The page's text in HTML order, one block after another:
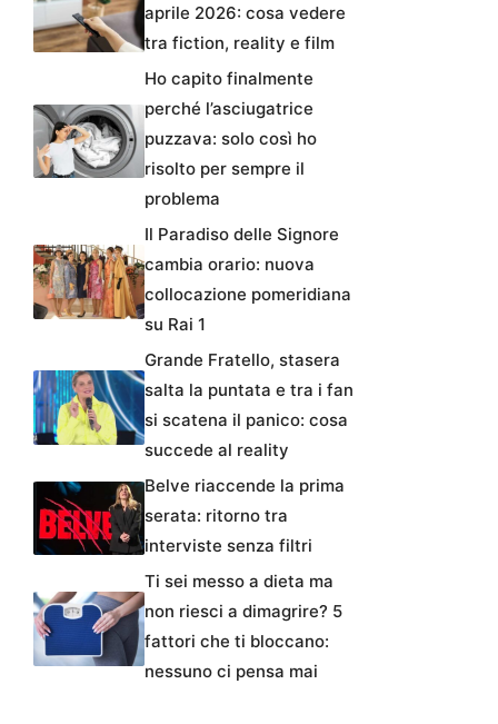
aprile 2026: cosa vedere
tra fiction, reality e film
Ho capito finalmente
perché l’asciugatrice
puzzava: solo così ho
risolto per sempre il
problema
Il Paradiso delle Signore
cambia orario: nuova
collocazione pomeridiana
su Rai 1
Grande Fratello, stasera
salta la puntata e tra i fan
si scatena il panico: cosa
succede al reality
Belve riaccende la prima
serata: ritorno tra
interviste senza filtri
Ti sei messo a dieta ma
non riesci a dimagrire? 5
fattori che ti bloccano:
nessuno ci pensa mai